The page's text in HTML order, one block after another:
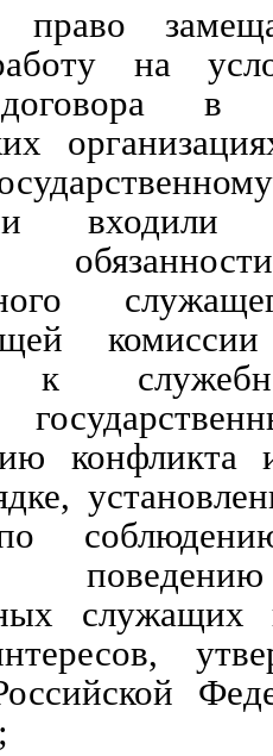
право
на
в
к
конфликта
;